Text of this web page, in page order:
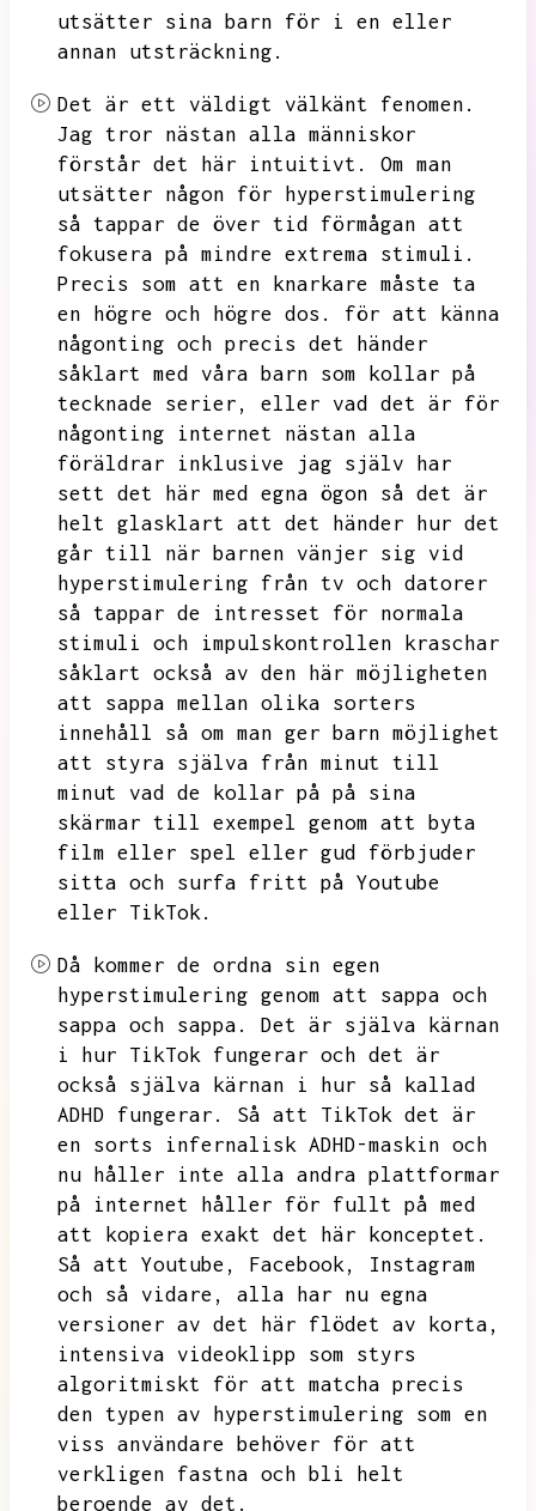
utsätter sina barn för i en eller
annan utsträckning.
Det är ett väldigt välkänt fenomen.
Jag tror nästan alla människor
förstår det här intuitivt.
Om man
utsätter någon för hyperstimulering
så tappar de över tid förmågan att
fokusera på mindre extrema stimuli.
Precis som att en knarkare måste ta
en högre och högre dos.
för att känna
någonting och precis det händer
såklart med våra barn som kollar på
tecknade serier,
eller vad det är för
någonting internet
nästan alla
föräldrar inklusive jag själv har
sett det här med egna ögon så det är
helt glasklart att det händer hur det
går till när barnen vänjer sig vid
hyperstimulering från tv och datorer
så tappar de intresset för normala
stimuli och
impulskontrollen kraschar
såklart också av den här möjligheten
att sappa mellan olika sorters
innehåll så om man ger barn möjlighet
att styra själva från minut till
minut
vad de kollar på på sina
skärmar till exempel genom att byta
film eller spel eller gud förbjuder
sitta och surfa fritt på Youtube
eller TikTok.
Då kommer de ordna sin egen
hyperstimulering genom att sappa och
sappa och sappa.
Det är själva kärnan
i hur TikTok fungerar och det är
också själva kärnan i hur så kallad
ADHD fungerar.
Så att TikTok det är
en sorts infernalisk ADHD-maskin och
nu håller inte alla andra plattformar
på internet håller för fullt på med
att kopiera exakt det här konceptet.
Så att Youtube, Facebook,
Instagram
och så vidare,
alla har nu egna
versioner av det här flödet av korta,
intensiva videoklipp som styrs
algoritmiskt för att matcha precis
den typen av hyperstimulering som en
viss användare behöver för att
verkligen fastna och bli helt
beroende av det.